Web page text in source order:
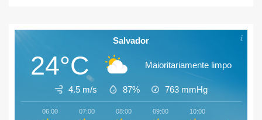
Salvador
24°C Maioritariamente limpo
4.5 m/s 87% 763 mmHg
06:00 07:00 08:00 09:00 10:00